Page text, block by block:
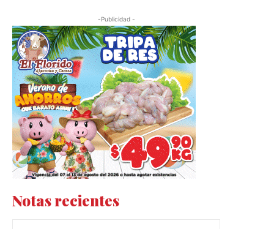
-Publicidad -
Notas recientes